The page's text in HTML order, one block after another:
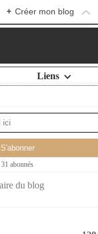
+ Créer mon blog
Liens
31 abonnés
du blog